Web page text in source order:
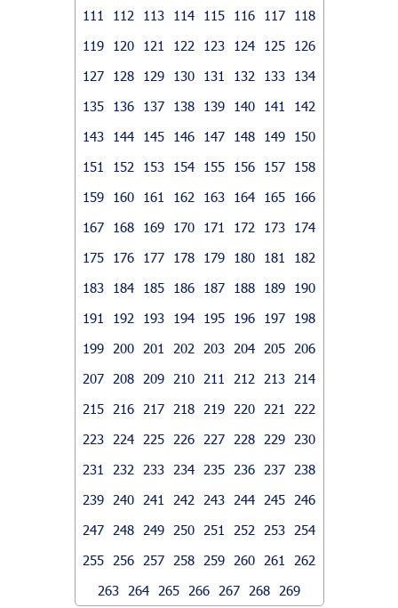
111
112 113 114 115 116 117
118
119
120 121 122 123 124 125
126
127
128 129 130 131 132 133
134
135
136 137 138 139 140 141
142
143
144 145 146 147 148 149
150
151
152 153 154 155 156 157
158
159
160 161 162 163 164 165
166
167
168 169 170 171 172 173
174
175
176 177 178 179 180 181
182
183
184 185 186 187 188 189
190
191
192 193 194 195 196 197
198
199
200 201 202 203 204 205
206
207
208 209 210 211 212 213
214
215
216 217 218 219 220 221
222
223
224 225 226 227 228 229
230
231
232 233 234 235 236 237
238
239
240 241 242 243 244 245
246
247
248 249 250 251 252 253
254
255
256 257 258 259 260 261
262
263
264 265 266 267 268 269